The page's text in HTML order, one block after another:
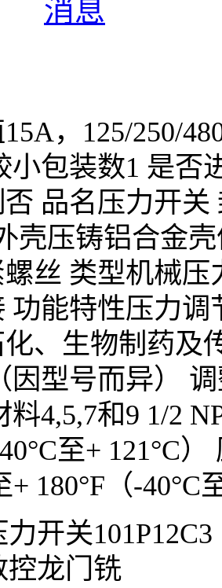
15A，125/250/
小包装数1 是否
否 品名压力开关
壳压铸铝合金
丝 类型机械压
功能特性压力调
、生物制药及
因型号而异）
料4,5,7和9 1/2
至+ 121°C）
+ 180°F（-40°C
开关
控龙门铣